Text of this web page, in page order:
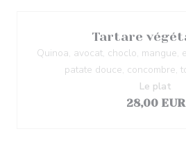
Tartare
Quinoa, avocat, choclo, mangue,
patate douce, concombre,
28,00 EUR
Le plat